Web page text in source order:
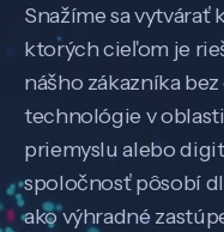
Snažíme sa vytvárať
ktorých cieľom je
nášho zákazníka
technológie v
priemyslu alebo
spoločnosť pôsobí
ako výhradné